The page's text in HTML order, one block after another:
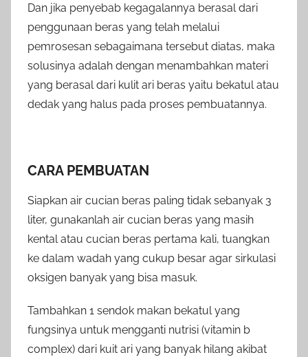
Dan jika penyebab kegagalannya berasal dari
penggunaan beras yang telah melalui
pemrosesan sebagaimana tersebut diatas, maka
solusinya adalah dengan menambahkan materi
yang berasal dari kulit ari beras yaitu bekatul atau
dedak yang halus pada proses pembuatannya.
CARA PEMBUATAN
Siapkan air cucian beras paling tidak sebanyak 3
liter, gunakanlah air cucian beras yang masih
kental atau cucian beras pertama kali, tuangkan
ke dalam wadah yang cukup besar agar sirkulasi
oksigen banyak yang bisa masuk.
Tambahkan 1 sendok makan bekatul yang
fungsinya untuk mengganti nutrisi (vitamin b
complex) dari kuit ari yang banyak hilang akibat